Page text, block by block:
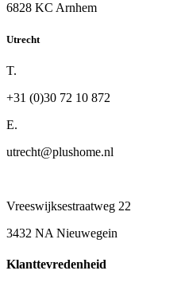
6828 KC Arnhem
Utrecht
T.
+31 (0)30 72 10 872
E.
utrecht@plushome.nl
Vreeswijksestraatweg 22
3432 NA Nieuwegein
Klanttevredenheid